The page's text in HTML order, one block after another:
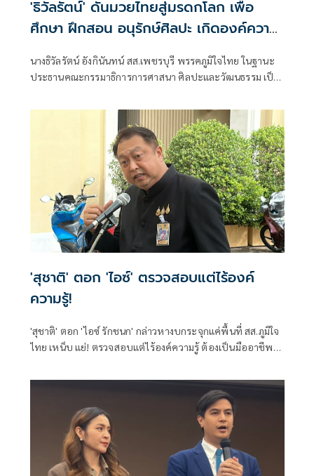
'ธิวัลรัตน์' ดันมวยไทยสู่มรดกโลก เพื่อ
ศึกษา ฝึกสอน อนุรักษ์ศิลปะ เกิดองค์ความ
นานาชาติ
นางธิวัลรัตน์ อังกินันทน์ สส.เพชรบุรี พรรคภูมิใจไทย ในฐานะ
ประธานคณะกรรมาธิการการศาสนา ศิลปะและวัฒนธรรม เป็น
ณ โรงเรียนราชประชานุเคราะห์ 47 จังหวัดเพชรบุรี ร่วมกับ
สมาคมสยามยุทธกีฬาพื้นเมืองไทย ตลอดจนทุกภาคส่วน ที่ร่วม
แรงร่วมใจจัดเวทีแห่งการเรียนรู้ เพื่อแลกเปลี่ยนองค์ความรู้และ
สร้างเครือข่ายมวยไทยในระดับนานาชาติ
'สุชาติ' ตอก 'ไอซ์' ตรวจสอบแต่ไร้องค์
ความรู้!
'สุชาติ' ตอก 'ไอซ์ รักชนก' กล่าวหางบกระจุกแค่พื้นที่ สส.ภูมิใจ
ไทย เหน็บ แย่! ตรวจสอบแต่ไร้องค์ความรู้ ต้องเป็นมืออาชีพ
ชอบ